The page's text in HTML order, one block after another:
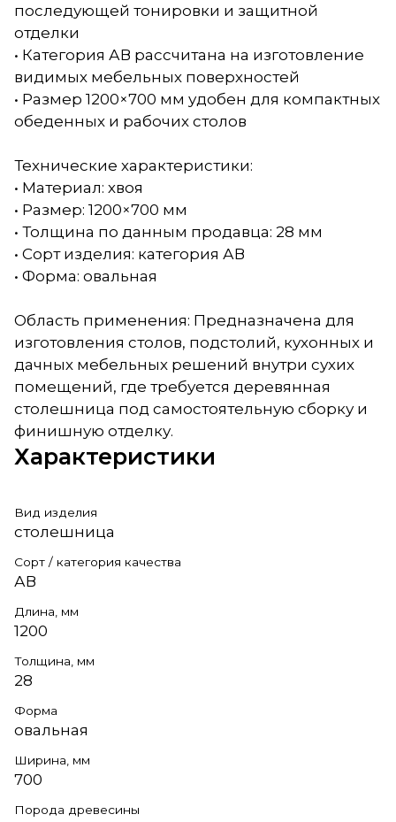
последующей тонировки и защитной
отделки
• Категория АВ рассчитана на изготовление
видимых мебельных поверхностей
• Размер 1200×700 мм удобен для компактных
обеденных и рабочих столов
Технические характеристики:
• Материал: хвоя
• Размер: 1200×700 мм
• Толщина по данным продавца: 28 мм
• Сорт изделия: категория АВ
• Форма: овальная
Область применения: Предназначена для
изготовления столов, подстолий, кухонных и
дачных мебельных решений внутри сухих
помещений, где требуется деревянная
столешница под самостоятельную сборку и
финишную отделку.
Характеристики
Вид изделия
столешница
Сорт / категория качества
АВ
Длина, мм
1200
Толщина, мм
28
Форма
овальная
Ширина, мм
700
Порода древесины